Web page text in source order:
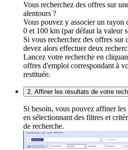
Vous recherchez des offres sur
alentours ?
Vous pouvez y associer un rayon
0 et 100 km (par défaut la valeur
Si vous recherchez des offres sur
devez alors effectuer deux
Lancez votre recherche en
offres d'emploi correspondant à
restituée.
2. Affiner les résultats de votre
Si besoin, vous pouvez affiner
en sélectionnant des filtres et
de recherche.